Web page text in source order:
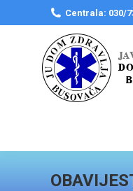
Centrala: 030/